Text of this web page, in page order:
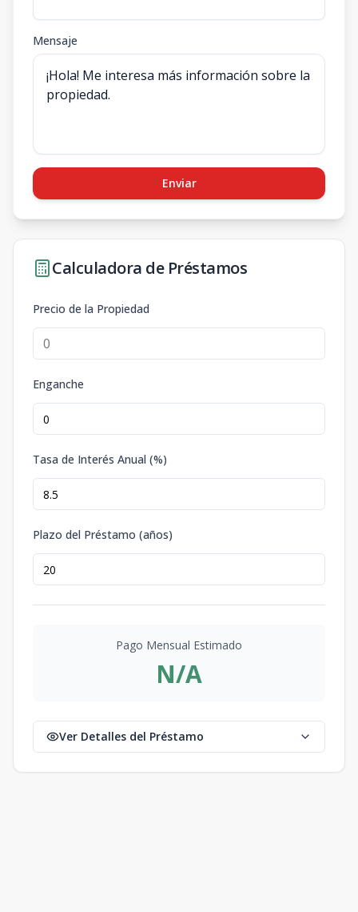
Mensaje
Enviar
Calculadora de Préstamos
Precio de la Propiedad
Enganche
Tasa de Interés Anual (%)
Plazo del Préstamo (años)
Pago Mensual Estimado
N/A
Ver Detalles del Préstamo